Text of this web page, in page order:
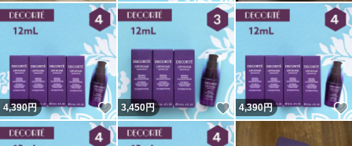
4,390円 いいね！
3,450円 いいね！
4,390円